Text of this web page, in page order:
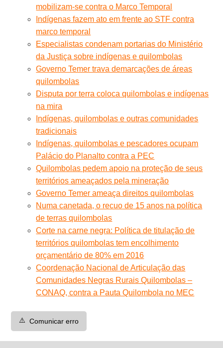
mobilizam-se contra o Marco Temporal
Indígenas fazem ato em frente ao STF contra
marco temporal
Especialistas condenam portarias do Ministério
da Justiça sobre indígenas e quilombolas
Governo Temer trava demarcações de áreas
quilombolas
Disputa por terra coloca quilombolas e indígenas
na mira
Indígenas, quilombolas e outras comunidades
tradicionais
Indígenas, quilombolas e pescadores ocupam
Palácio do Planalto contra a PEC
Quilombolas pedem apoio na proteção de seus
territórios ameaçados pela mineração
Governo Temer ameaça direitos quilombolas
Numa canetada, o recuo de 15 anos na política
de terras quilombolas
Corte na carne negra: Política de titulação de
territórios quilombolas tem encolhimento
orçamentário de 80% em 2016
Coordenação Nacional de Articulação das
Comunidades Negras Rurais Quilombolas –
CONAQ, contra a Pauta Quilombola no MEC
⚠️ Comunicar erro